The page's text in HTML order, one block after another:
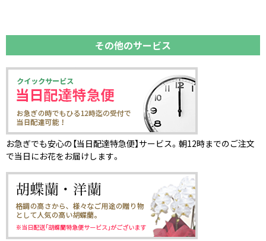
その他のサービス
お急ぎでも安心の【当日配達特急便】サービス。朝12時までのご注文
で当日にお花をお届けします。